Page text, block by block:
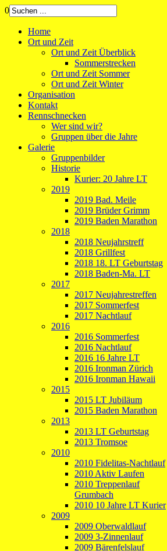
0
Home
Ort und Zeit
Ort und Zeit Überblick
Sommerstrecken
Ort und Zeit Sommer
Ort und Zeit Winter
Organisation
Kontakt
Rennschnecken
Wer sind wir?
Gruppen über die Jahre
Galerie
Gruppenbilder
Historie
Kurier: 20 Jahre LT
2019
2019 Bad. Meile
2019 Brüder Grimm
2019 Baden Marathon
2018
2018 Neujahrstreff
2018 Grillfest
2018 18. LT Geburtstag
2018 Baden-Ma. LT
2017
2017 Neujahrestreffen
2017 Sommerfest
2017 Nachtlauf
2016
2016 Sommerfest
2016 Nachtlauf
2016 16 Jahre LT
2016 Ironman Zürich
2016 Ironman Hawaii
2015
2015 LT Jubiläum
2015 Baden Marathon
2013
2013 LT Geburtstag
2013 Tromsoe
2010
2010 Fidelitas-Nachtlauf
2010 Aktiv Laufen
2010 Treppenlauf
Grumbach
2010 10 Jahre LT Kurier
2009
2009 Oberwaldlauf
2009 3-Zinnenlauf
2009 Bärenfelslauf